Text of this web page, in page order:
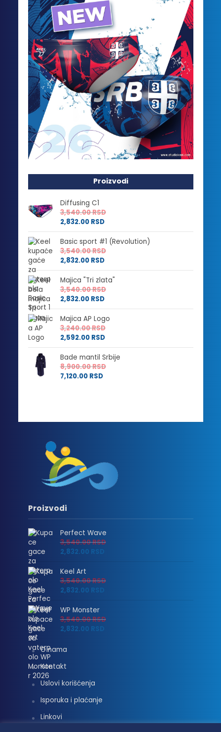
Proizvodi
Diffusing C1
3,540.00RSD
2,832.00 RSD
Basic sport #1 (Revolution)
3,540.00RSD
2,832.00 RSD
Majica "Tri zlata"
3,540.00RSD
2,832.00 RSD
Majica AP Logo
3,240.00RSD
2,592.00 RSD
Bade mantil Srbije
8,900.00RSD
7,120.00 RSD
Proizvodi
Perfect Wave
3,540.00RSD
2,832.00 RSD
Keel Art
3,540.00RSD
2,832.00 RSD
WP Monster
3,540.00RSD
2,832.00 RSD
O nama
Kontakt
Uslovi korišćenja
Isporuka i plaćanje
Linkovi